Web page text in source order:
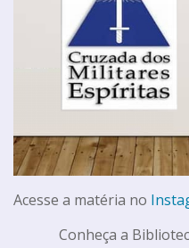
Acesse a matéria no
Conheça a